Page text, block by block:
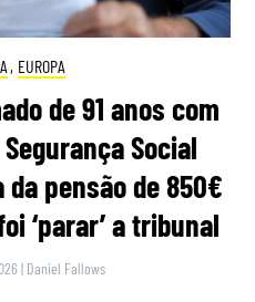
, EUROPA
de 91 anos com
Social
pensão de 850€
‘parar’ a tribunal
| Daniel Fallows